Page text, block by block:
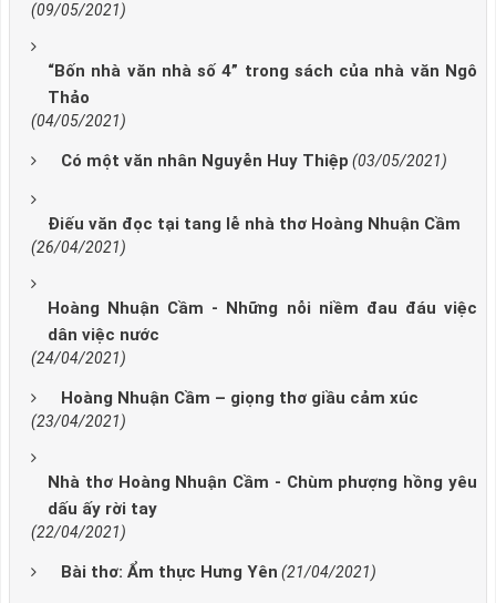
(09/05/2021)
“Bốn nhà văn nhà số 4” trong sách của nhà văn Ngô
Thảo
(04/05/2021)
Có một văn nhân Nguyễn Huy Thiệp (03/05/2021)
Điếu văn đọc tại tang lễ nhà thơ Hoàng Nhuận Cầm
(26/04/2021)
Hoàng Nhuận Cầm - Những nỗi niềm đau đáu việc
dân việc nước
(24/04/2021)
Hoàng Nhuận Cầm – giọng thơ giầu cảm xúc
(23/04/2021)
Nhà thơ Hoàng Nhuận Cầm - Chùm phượng hồng yêu
dấu ấy rời tay
(22/04/2021)
Bài thơ: Ẩm thực Hưng Yên (21/04/2021)